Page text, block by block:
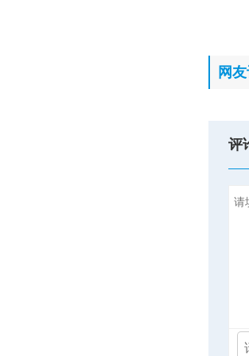
网
评